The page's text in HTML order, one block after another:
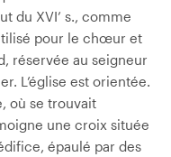
du XVI’ s., comme
pour le chœur et
réservée au seigneur
L’église est orientée.
où se trouvait
une croix située
épaulé par des